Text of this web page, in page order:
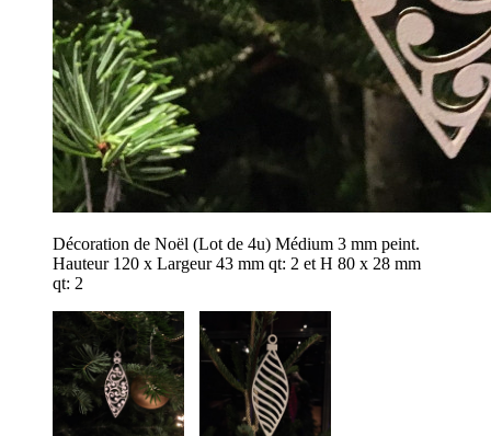
Décoration de Noël (Lot de 4u) Médium 3 mm peint.
Hauteur 120 x Largeur 43 mm qt: 2 et H 80 x 28 mm
qt: 2